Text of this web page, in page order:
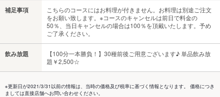
補足事項
こちらのコースにはお料理が付きません。お料理は別途ご注文
をお願い致します。※コースのキャンセルは前日で料金の
50％、当日キャンセルの場合は100％を頂戴いたします。予め
ご了承ください。
飲み放題
【100分一本勝負！】30種前後ご用意ございます♪ 単品飲み放
題￥2,500☆
※更新日が2021/3/31以前の情報は、当時の価格及び税率に基づく情報となります。 価格につき
ましては直接店舗へお問い合わせください。